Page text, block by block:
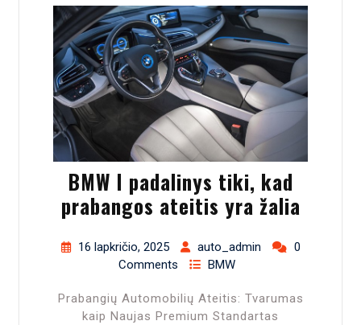
BMW I padalinys tiki, kad
prabangos ateitis yra žalia
16 lapkričio, 2025 auto_admin
0
Comments
BMW
Prabangių Automobilių Ateitis: Tvarumas
kaip Naujas Premium Standartas